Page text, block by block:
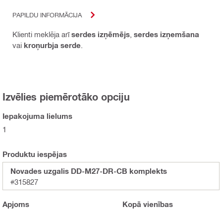
PAPILDU INFORMĀCIJA
Klienti meklēja arīserdes izņēmējs serdes izņemšana
vai kroņurbja serde
Izvēlies piemērotāko opciju
Iepakojuma lielums
1
Produktu iespējas
Novades uzgalis DD-M27-DR-CB komplekts
#315827
Apjoms Kopā vienības